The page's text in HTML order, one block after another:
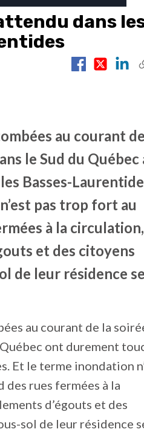
dans
au courant
le Sud du Québec
Basses-
pas trop fort au
à la
et des citoyens
de leur résidence
au courant de la
ont durement
Et le terme inondation
rues fermées à la
d’égouts et des
sol de leur résidence